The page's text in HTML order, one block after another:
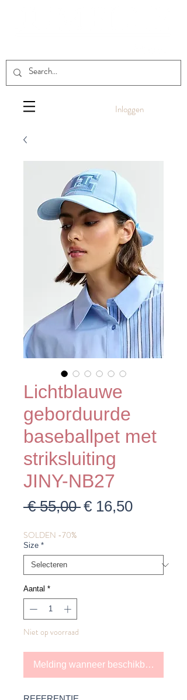
Inloggen
Lichtblauwe
geborduurde
baseballpet met
striksluiting
JINY-NB27
€ 55,00 Normale
€ 16,50
SOLDEN -70%
Size *
Aantal *
Niet op voorraad
Melding wanneer beschikbaar